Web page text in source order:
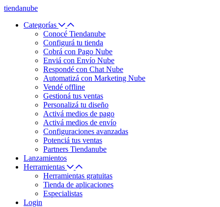
tiendanube
Categorías
Conocé Tiendanube
Configurá tu tienda
Cobrá con Pago Nube
Enviá con Envío Nube
Respondé con Chat Nube
Automatizá con Marketing Nube
Vendé offline
Gestioná tus ventas
Personalizá tu diseño
Activá medios de pago
Activá medios de envío
Configuraciones avanzadas
Potenciá tus ventas
Partners Tiendanube
Lanzamientos
Herramientas
Herramientas gratuitas
Tienda de aplicaciones
Especialistas
Login